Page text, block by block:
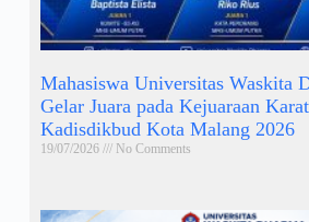
Mahasiswa Universitas Waskita
Gelar Juara pada Kejuaraan
Kadisdikbud Kota Malang 2026
19/07/2026 No Comments